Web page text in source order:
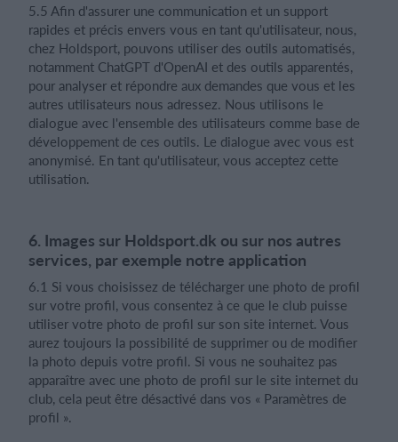
5.5 Afin d'assurer une communication et un support
rapides et précis envers vous en tant qu'utilisateur, nous,
chez Holdsport, pouvons utiliser des outils automatisés,
notamment ChatGPT d'OpenAI et des outils apparentés,
pour analyser et répondre aux demandes que vous et les
autres utilisateurs nous adressez. Nous utilisons le
dialogue avec l'ensemble des utilisateurs comme base de
développement de ces outils. Le dialogue avec vous est
anonymisé. En tant qu'utilisateur, vous acceptez cette
utilisation.
6. Images sur Holdsport.dk ou sur nos autres
services, par exemple notre application
6.1 Si vous choisissez de télécharger une photo de profil
sur votre profil, vous consentez à ce que le club puisse
utiliser votre photo de profil sur son site internet. Vous
aurez toujours la possibilité de supprimer ou de modifier
la photo depuis votre profil. Si vous ne souhaitez pas
apparaître avec une photo de profil sur le site internet du
club, cela peut être désactivé dans vos « Paramètres de
profil ».